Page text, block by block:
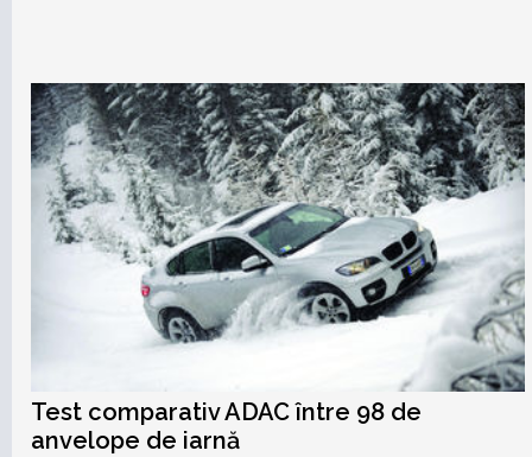
Test comparativ ADAC între 98 de
anvelope de iarnă